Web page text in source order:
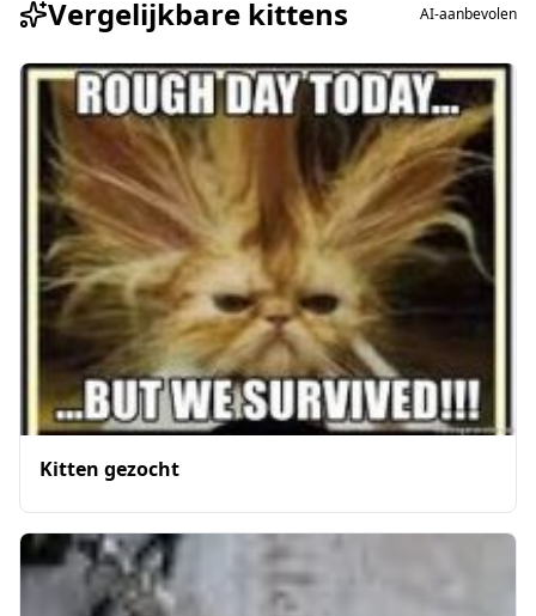
Vergelijkbare kittens AI-aanbevolen
Kitten gezocht